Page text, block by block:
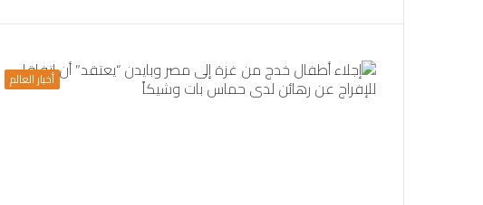
أخبار العالم